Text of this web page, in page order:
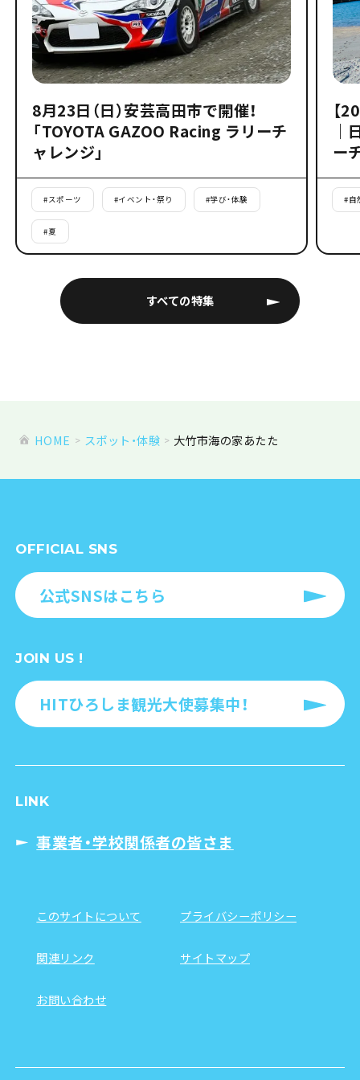
すべての特集
8月23日（日）安芸高田市で開催！
「TOYOTA GAZOO Racing ラリーチ
ャレンジ」
#スポーツ #イベント・祭り #学び・体験
#夏
【
｜
ー
#自
HOME スポット・体験 大竹市海の家あたた
OFFICIAL SNS
公式SNSはこちら
JOIN US !
HITひろしま観光大使募集中！
LINK
事業者・学校関係者の皆さま
このサイトについて プライバシーポリシー
関連リンク サイトマップ
お問い合わせ